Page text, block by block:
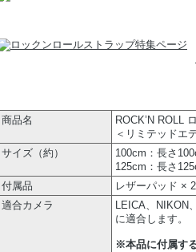
商品名
ROCK’N ROLL
＜リミテッドエ
サイズ（約）
100cm：長さ
125cm：長さ
付属品
レザーパッド × 2
適合カメラ
LEICA、NIKON
に適合します。
※本品に付属す